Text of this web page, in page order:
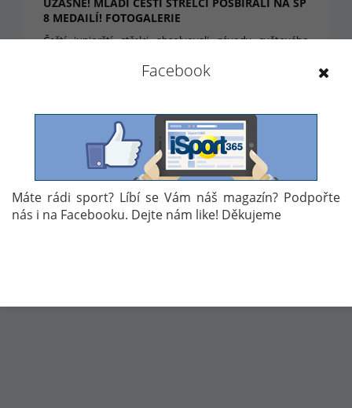
8 MEDAILÍ! FOTOGALERIE
Čeští juniorští střelci absolvovali závody světového
se jim tam dařilo. České naděje sportovní střelby tam
Facebook
Máte rádi sport? Líbí se Vám náš magazín? Podpořte
nás i na Facebooku. Dejte nám like! Děkujeme